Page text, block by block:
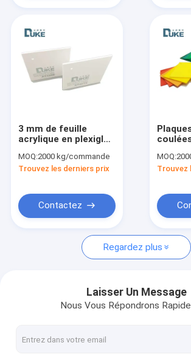
Au sujet de nous
Demandez une citation
Feuilles acryliques sanitaires
feuille acrylique de lgp
Barrière de barrière saine
3 mm de feuille
acrylique en plexiglas
au laser 1220*2440
mm
MOQ:2000 kg/commande
Trouvez les derniers prix
Contactez
PMMA
40 mm
MOQ:
Trouvez
Regardez plus
Laisser Un Message
Nous Vous Répondrons